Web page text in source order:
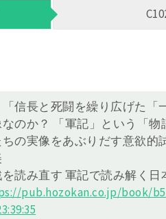
信長と死闘を繰り広げた
のか？ 「軍記」という「
の実像をあぶりだす意欲的
を読み直す 軍記で読み解く日
pub.hozokan.co.jp/book/